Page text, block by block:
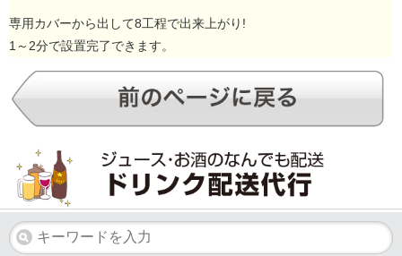
専用カバーから出して8工程で出来上がり!
1～2分で設置完了できます。